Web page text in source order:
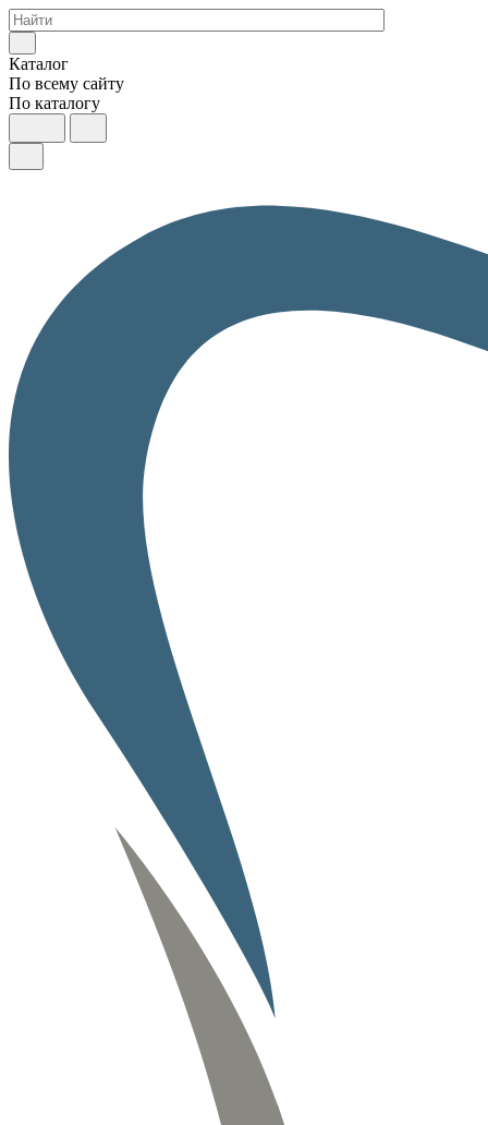
Каталог
По всему сайту
По каталогу